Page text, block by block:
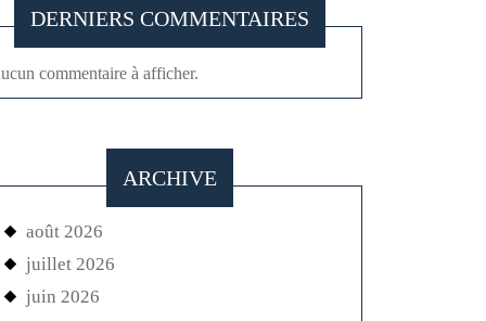
DERNIERS COMMENTAIRES
commentaire à afficher.
ARCHIVE
août 2026
juillet 2026
juin 2026